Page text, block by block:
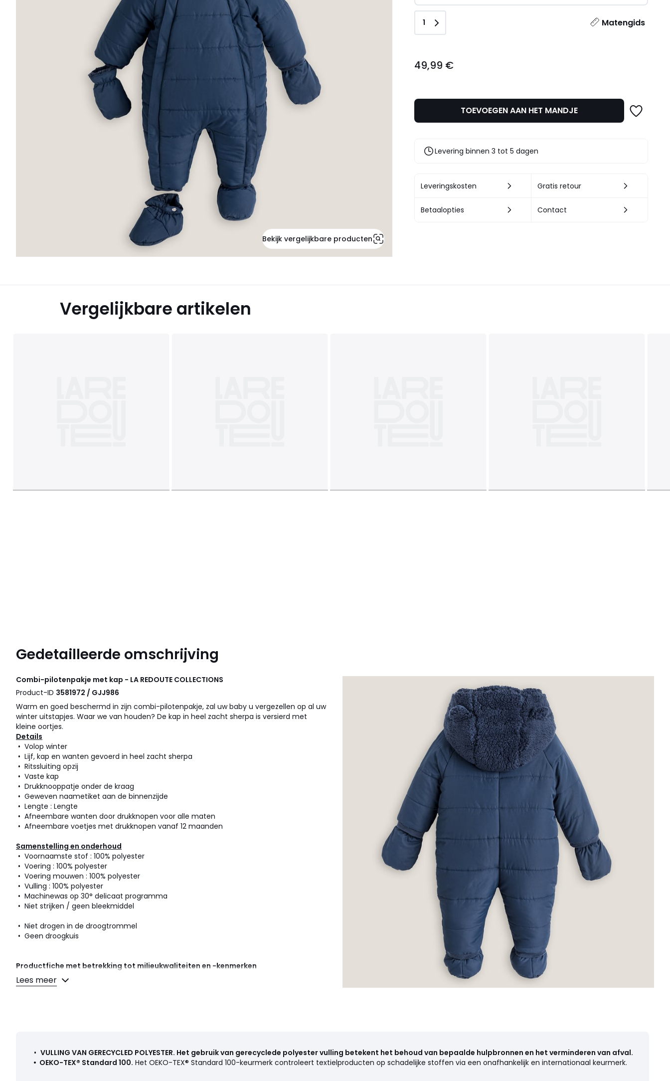
Bekijk vergelijkbare producten
Matengids
Aantal
1
€.
49,99 €
TOEVOEGEN AAN HET MANDJE
Levering binnen 3 tot 5 dagen
Leveringskosten Gratis retour
Betaalopties Contact
Vergelijkbare artikelen
Gedetailleerde omschrijving
Combi-pilotenpakje met kap - LA REDOUTE COLLECTIONS
Product-ID 3581972 / GJJ986
Warm en goed beschermd in zijn combi-pilotenpakje, zal uw baby u vergezellen op al uw
winter uitstapjes. Waar we van houden? De kap in heel zacht sherpa is versierd met
kleine oortjes.
Details
• Volop winter
• Lijf, kap en wanten gevoerd in heel zacht sherpa
• Ritssluiting opzij
• Vaste kap
• Drukknooppatje onder de kraag
• Geweven naametiket aan de binnenzijde
• Lengte : Lengte
• Afneembare wanten door drukknopen voor alle maten
• Afneembare voetjes met drukknopen vanaf 12 maanden
Samenstelling en onderhoud
• Voornaamste stof : 100% polyester
• Voering : 100% polyester
• Voering mouwen : 100% polyester
• Vulling : 100% polyester
• Machinewas op 30° delicaat programma
• Niet strijken / geen bleekmiddel
• Niet drogen in de droogtrommel
• Geen droogkuis
Productfiche met betrekking tot milieukwaliteiten en -kenmerken
• Herkomst van de productie (weving, verving, confectie): China
• Bij het wassen komen er microplastics in het milieu terecht.
Lees meer
• VULLING VAN GERECYCLED POLYESTER. Het gebruik van gerecyclede polyester vulling betekent het behoud van bepaalde hulpbronnen en het verminderen van afval.
• OEKO-TEX® Standard 100. Het OEKO-TEX® Standard 100-keurmerk controleert textielproducten op schadelijke stoffen via een onafhankelijk en internationaal keurmerk.